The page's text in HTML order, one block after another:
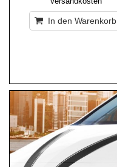
In den Warenkorb